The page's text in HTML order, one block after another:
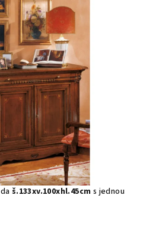
š.133xv.100xhl.45cm s jednou